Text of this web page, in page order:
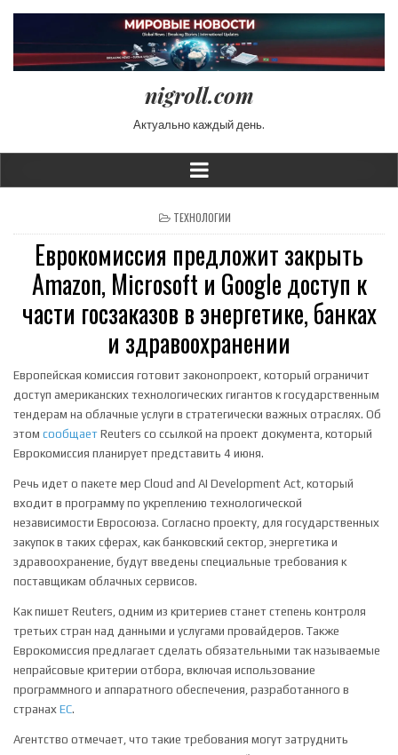
nigroll.com
Актуально каждый день.
POSTED IN
ТЕХНОЛОГИИ
Еврокомиссия предложит закрыть
Amazon, Microsoft и Google доступ к
части госзаказов в энергетике, банках
и здравоохранении
Европейская комиссия готовит законопроект, который ограничит
доступ американских технологических гигантов к государственным
тендерам на облачные услуги в стратегически важных отраслях. Об
этом сообщает Reuters со ссылкой на проект документа, который
Еврокомиссия планирует представить 4 июня.
Речь идет о пакете мер Cloud and AI Development Act, который
входит в программу по укреплению технологической
независимости Евросоюза. Согласно проекту, для государственных
закупок в таких сферах, как банковский сектор, энергетика и
здравоохранение, будут введены специальные требования к
поставщикам облачных сервисов.
Как пишет Reuters, одним из критериев станет степень контроля
третьих стран над данными и услугами провайдеров. Также
Еврокомиссия предлагает сделать обязательными так называемые
непрайсовые критерии отбора, включая использование
программного и аппаратного обеспечения, разработанного в
странах ЕС.
Агентство отмечает, что такие требования могут затруднить